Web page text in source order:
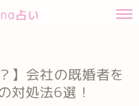
占い
】会社の既婚者を
対処法6選！